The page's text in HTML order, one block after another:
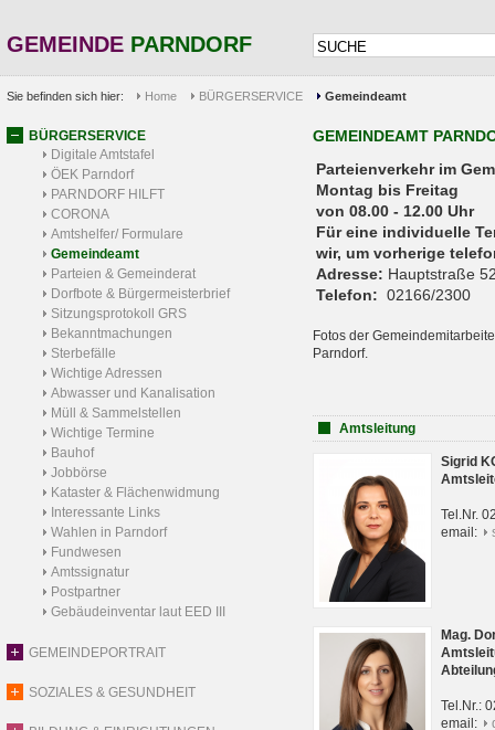
GEMEINDE PARNDORF
Sie befinden sich hier: Home BÜRGERSERVICE Gemeindeamt
BÜRGERSERVICE
Digitale Amtstafel
ÖEK Parndorf
PARNDORF HILFT
CORONA
Amtshelfer/ Formulare
Gemeindeamt
Parteien & Gemeinderat
Dorfbote & Bürgermeisterbrief
Sitzungsprotokoll GRS
Bekanntmachungen
Sterbefälle
Wichtige Adressen
Abwasser und Kanalisation
Müll & Sammelstellen
Wichtige Termine
Bauhof
Jobbörse
Kataster & Flächenwidmung
Interessante Links
Wahlen in Parndorf
Fundwesen
Amtssignatur
Postpartner
Gebäudeinventar laut EED III
GEMEINDEPORTRAIT
SOZIALES & GESUNDHEIT
GEMEINDEAMT
Parteienverkehr
Montag bis Freitag
von 08.00 - 12.00 Uhr
Für eine individuelle
wir, um vorherige
Adresse: Hauptstraße
Telefon: 02166/2300
Fotos der
Parndorf.
Amtsleitung
Sigrid
Tel.Nr.
email:
Mag.
Tel.Nr.:
email: